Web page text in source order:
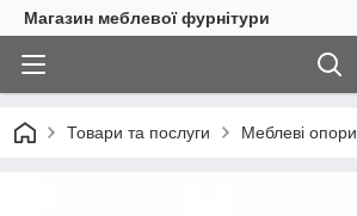
Магазин меблевої фурнітури
Товари та послуги Меблеві опори